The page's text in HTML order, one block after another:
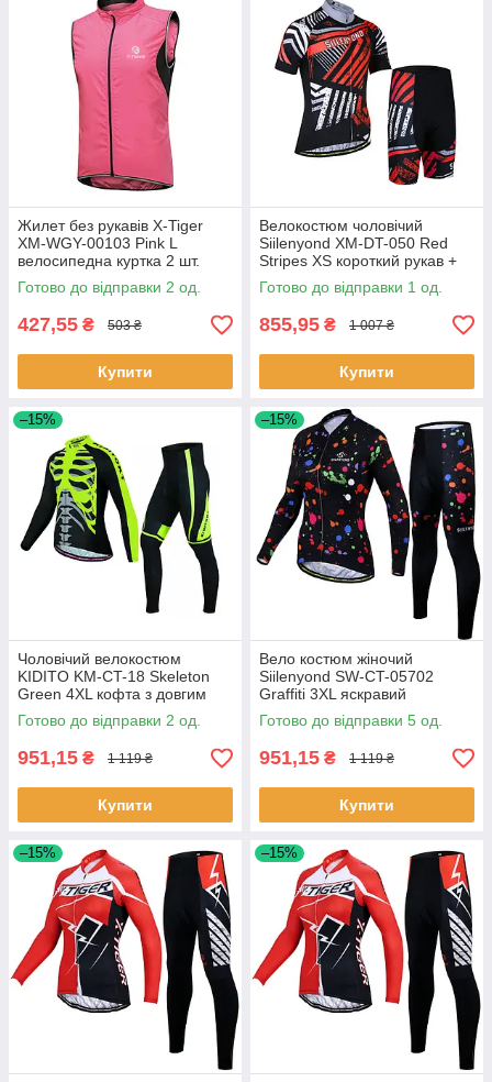
Жилет без рукавів X-Tiger
XM-WGY-00103 Pink L
велосипедна куртка 2 шт.
Готово до відправки 2 од.
427,55 ₴ 503 ₴
Купити
Велокостюм чоловічий
Siilenyond XM-DT-050 Red
Stripes XS короткий рукав +
шорти велоодягу 1 шт.
Готово до відправки 1 од.
855,95 ₴ 1 007 ₴
Купити
–15%
Чоловічий велокостюм
KIDITO KM-CT-18 Skeleton
Green 4XL кофта з довгим
рукавом + штани для
велосипедистів 2 шт.
Готово до відправки 2 од.
951,15 ₴ 1 119 ₴
Купити
–15%
Вело костюм жіночий
Siilenyond SW-CT-05702
Graffiti 3XL яскравий
велокомплект одягу 5 шт.
Готово до відправки 5 од.
951,15 ₴ 1 119 ₴
Купити
–15% –15%